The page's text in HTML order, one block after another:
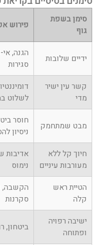
סימן בשפת
גוף
פירוש
ידיים שלובות
הגנה,
סגירות
קשר עין ישיר
מדי
לשלוט
מבט שמתחמק
חוסר
ניסיון
חיוך קל ללא
מעורבות עיניים
אדיבות
נימוס
הטיית ראש
קלה
הקשבה,
סקרנות
ישיבה רפויה
ופתוחה
ביטחון,